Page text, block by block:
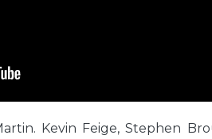
Kevin Feige, Stephen